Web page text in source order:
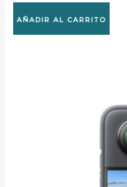
AÑADIR AL CARRITO